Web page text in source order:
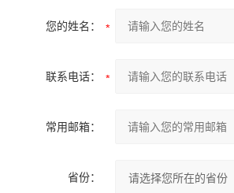
您的姓名：
联系电话：
常用邮箱：
省份：